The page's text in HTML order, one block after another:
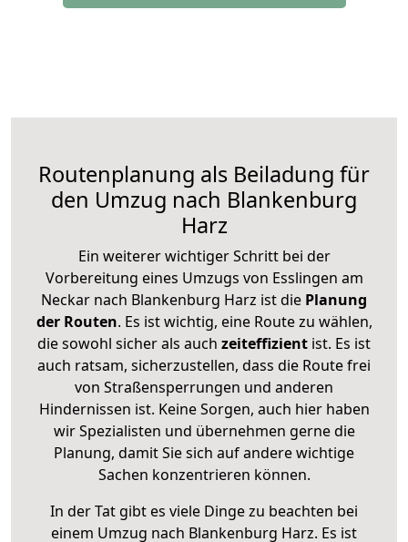
Routenplanung als Beiladung für
den Umzug nach Blankenburg
Harz
Ein weiterer wichtiger Schritt bei der
Vorbereitung eines Umzugs von Esslingen am
Neckar nach Blankenburg Harz ist die Planung
der Routen. Es ist wichtig, eine Route zu wählen,
die sowohl sicher als auch zeiteffizient ist. Es ist
auch ratsam, sicherzustellen, dass die Route frei
von Straßensperrungen und anderen
Hindernissen ist. Keine Sorgen, auch hier haben
wir Spezialisten und übernehmen gerne die
Planung, damit Sie sich auf andere wichtige
Sachen konzentrieren können.
In der Tat gibt es viele Dinge zu beachten bei
einem Umzug nach Blankenburg Harz. Es ist